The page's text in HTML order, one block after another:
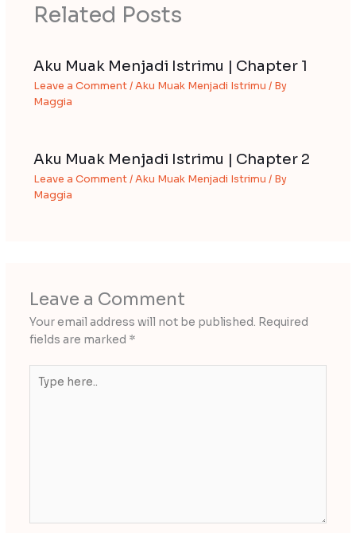
Related Posts
Aku Muak Menjadi Istrimu | Chapter 1
Leave a Comment /Aku Muak Menjadi Istrimu / By
Maggia
Aku Muak Menjadi Istrimu | Chapter 2
Leave a Comment /Aku Muak Menjadi Istrimu / By
Maggia
Leave a Comment
Your email address will not be published. Required
fields are marked *
here..